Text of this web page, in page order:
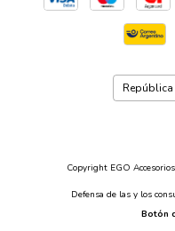
Copyright EGO
Defensa de las y los
Botón